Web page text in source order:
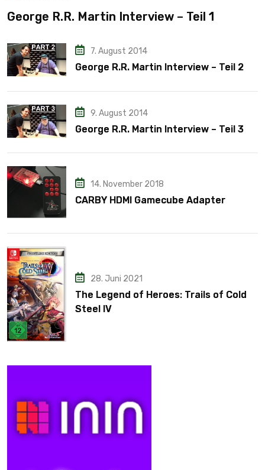
George R.R. Martin Interview – Teil 1
7. August 2014
George R.R. Martin Interview – Teil 2
9. August 2014
George R.R. Martin Interview – Teil 3
14. November 2018
CARBY HDMI Gamecube Adapter
28. Juni 2021
The Legend of Heroes: Trails of Cold
Steel IV